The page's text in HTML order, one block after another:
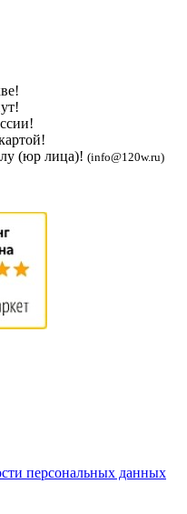
(юр лица)! (info@120w.ru)
персональных данных